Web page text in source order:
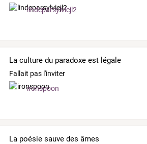
lindeparsylviejl2
La culture du paradoxe est légale
Fallait pas l'inviter
ironspoon
La poésie sauve des âmes